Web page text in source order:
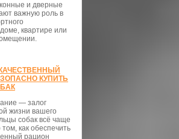
и дверные
важную роль в
квартире или
КУПИТЬ
— залог
жизни вашего
собак всё чаще
как обеспечить
рацион